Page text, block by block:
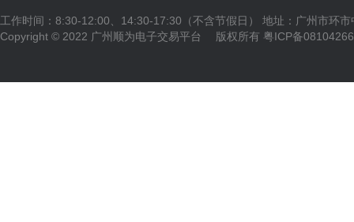
工作时间：8:30-12:00、14:30-17:30（不含节假日） 地址：广州市环
Copyright © 2022 广州顺为电子交易平台 版权所有 粤ICP备